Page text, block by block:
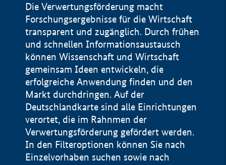
Die Verwertungsförderung macht
Forschungsergebnisse für die Wirtschaft
transparent und zugänglich. Durch frühen
und schnellen Informationsaustausch
können Wissenschaft und Wirtschaft
gemeinsam Ideen entwickeln, die
erfolgreiche Anwendung finden und den
Markt durchdringen. Auf der
Deutschlandkarte sind alle Einrichtungen
verortet, die im Rahnmen der
Verwertungsförderung gefördert werden.
In den Filteroptionen können Sie nach
Einzelvorhaben suchen sowie nach